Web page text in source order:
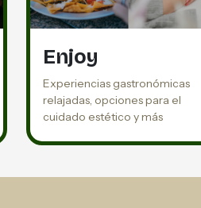
Enjoy
Experiencias gastronómicas
relajadas, opciones para el
cuidado estético y más